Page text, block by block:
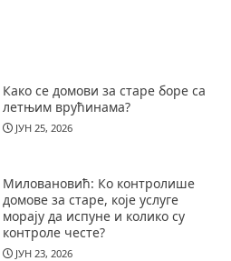
Како се домови за старе боре са
летњим врућинама?
ЈУН 25, 2026
Миловановић: Ко контролише
домове за старе, које услуге
морају да испуне и колико су
контроле честе?
ЈУН 23, 2026